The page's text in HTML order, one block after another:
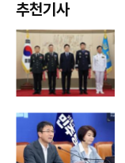
추천기사